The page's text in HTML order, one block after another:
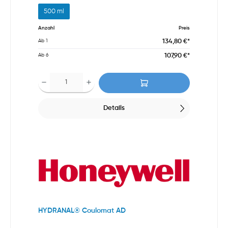
500 ml
Anzahl Preis
Ab 1 134,80 €*
Ab 6 107,90 €*
Details
HYDRANAL® Coulomat AD